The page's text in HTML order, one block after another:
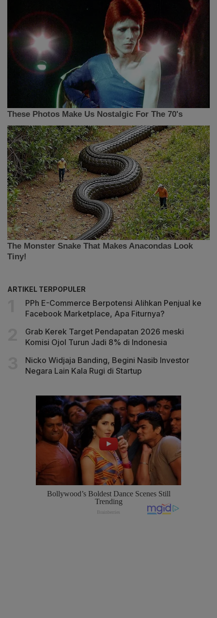
ARTIKEL TERPOPULER
PPh E-Commerce Berpotensi Alihkan Penjual ke
Facebook Marketplace, Apa Fiturnya?
Grab Kerek Target Pendapatan 2026 meski
Komisi Ojol Turun Jadi 8% di Indonesia
Nicko Widjaja Banding, Begini Nasib Investor
Negara Lain Kala Rugi di Startup